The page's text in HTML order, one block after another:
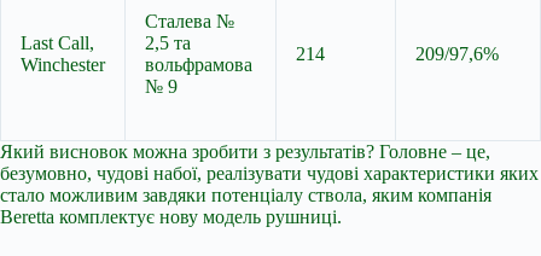
Last Call,
Winchester
Сталева №
2,5 та
вольфрамова
№ 9
214 209/97,6%
Який висновок можна зробити з результатів? Головне – це,
безумовно, чудові набої, реалізувати чудові характеристики яких
стало можливим завдяки потенціалу ствола, яким компанія
Beretta комплектує нову модель рушниці.